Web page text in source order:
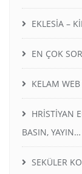
EKLESİA –
EN ÇOK
KELAM
HRİSTİYAN
BASIN, YAYIN…
SEKÜLER